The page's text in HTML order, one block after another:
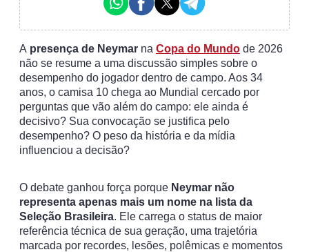
A presença de Neymar na Copa do Mundo de 2026
não se resume a uma discussão simples sobre o
desempenho do jogador dentro de campo. Aos 34
anos, o camisa 10 chega ao Mundial cercado por
perguntas que vão além do campo: ele ainda é
decisivo? Sua convocação se justifica pelo
desempenho? O peso da história e da mídia
influenciou a decisão?
O debate ganhou força porque Neymar não
representa apenas mais um nome na lista da
Seleção Brasileira. Ele carrega o status de maior
referência técnica de sua geração, uma trajetória
marcada por recordes, lesões, polêmicas e momentos